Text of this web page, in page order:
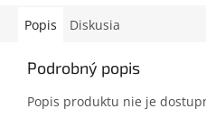
Popis Diskusia
Podrobný popis
Popis produktu nie je